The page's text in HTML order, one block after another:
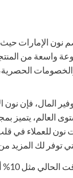
نون الإمارات
واسعة من
المال، فإن نون
العالم، يتميز
نون للعملاء في
توفر لك المزيد
10% أو 20%.